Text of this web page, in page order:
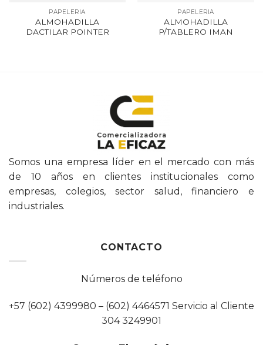
PAPELERIA
ALMOHADILLA
DACTILAR POINTER
PAPELERIA
ALMOHADILLA
P/TABLERO IMAN
Somos una empresa líder en el mercado con más
de 10 años en clientes institucionales como
empresas, colegios, sector salud, financiero e
industriales.
CONTACTO
Números de teléfono
+57 (602) 4399980 – (602) 4464571 Servicio al Cliente
304 3249901